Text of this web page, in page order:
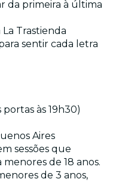
da primeira à última
Trastienda
sentir cada letra
às 19h30)
Aires
sessões que
de 18 anos.
de 3 anos,